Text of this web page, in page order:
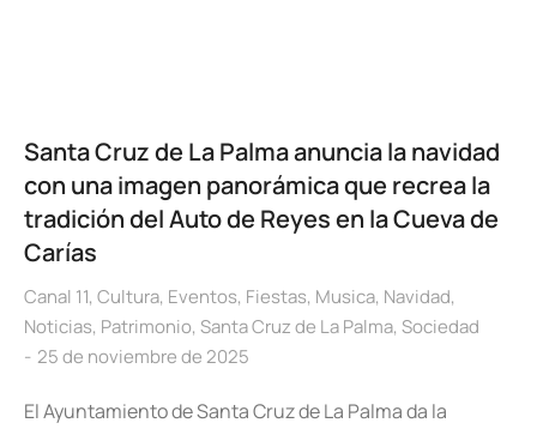
Santa Cruz de La Palma anuncia la navidad
con una imagen panorámica que recrea la
tradición del Auto de Reyes en la Cueva de
Carías
Canal 11, Cultura, Eventos, Fiestas, Musica, Navidad,
Noticias, Patrimonio, Santa Cruz de La Palma, Sociedad
25 de noviembre de 2025
El Ayuntamiento de Santa Cruz de La Palma da la